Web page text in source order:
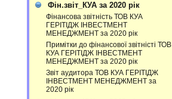
Фін.звіт_КУА за 2020 рік
Фінансова звітність ТОВ КУА
ГЕРІТІДЖ ІНВЕСТМЕНТ
МЕНЕДЖМЕНТ за 2020 рік
Примітки до фінансової звітністі ТОВ
КУА ГЕРІТІДЖ ІНВЕСТМЕНТ
МЕНЕДЖМЕНТ за 2020 рік
Звіт аудитора ТОВ КУА ГЕРІТІДЖ
ІНВЕСТМЕНТ МЕНЕДЖМЕНТ за
2020 рік